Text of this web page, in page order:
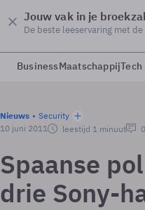
Jouw vak in je
De beste leeservaring met
BusinessMaatschappij
Nieuws
Security
10 juni 2011
leestijd 1 minuut
Spaanse
drie Sony-